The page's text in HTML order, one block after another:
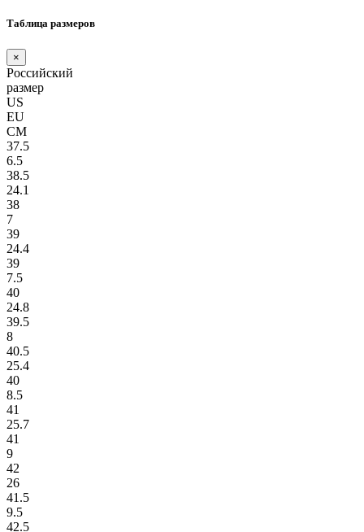
Таблица размеров
×
Российский
размер
US
EU
СМ
37.5
6.5
38.5
24.1
38
7
39
24.4
39
7.5
40
24.8
39.5
8
40.5
25.4
40
8.5
41
25.7
41
9
42
26
41.5
9.5
42.5